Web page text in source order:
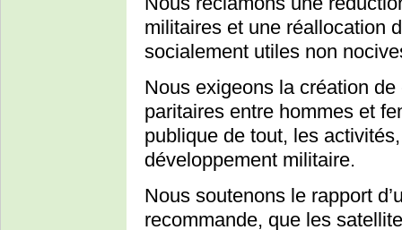
militaires et une réallocation
socialement utiles non
Nous exigeons la création
paritaires entre hommes et
publique de tout, les
développement militaire.
Nous soutenons le rapport
recommande, que les